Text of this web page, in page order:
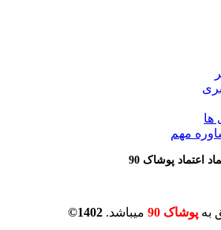
ها
مهم
اعتماد پوشاک 90
به پوشاک 90 میباشد. 1402©